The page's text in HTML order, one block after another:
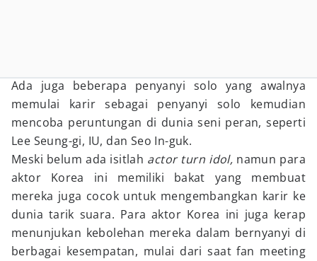
Ada juga beberapa penyanyi solo yang awalnya
memulai karir sebagai penyanyi solo kemudian
mencoba peruntungan di dunia seni peran, seperti
Lee Seung-gi, IU, dan Seo In-guk.
Meski belum ada isitlah actor turn idol, namun para
aktor Korea ini memiliki bakat yang membuat
mereka juga cocok untuk mengembangkan karir ke
dunia tarik suara. Para aktor Korea ini juga kerap
menunjukan kebolehan mereka dalam bernyanyi di
berbagai kesempatan, mulai dari saat fan meeting